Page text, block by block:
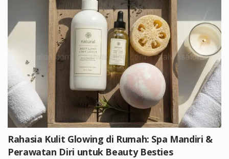
Rahasia Kulit Glowing di Rumah: Spa Mandiri &
Perawatan Diri untuk Beauty Besties